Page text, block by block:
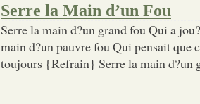
Serre la Main d’un Fou
Serre la main d?un grand fou Qui a
main d?un pauvre fou Qui pensait que
toujours {Refrain} Serre la main d?un